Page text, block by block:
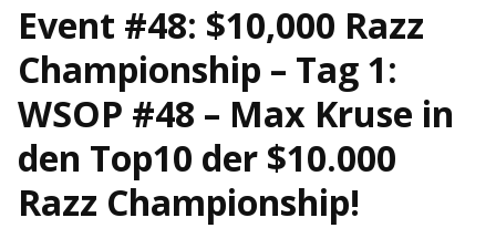
Event #48: $10,000 Razz
Championship – Tag 1:
WSOP #48 – Max Kruse in
den Top10 der $10.000
Razz Championship!